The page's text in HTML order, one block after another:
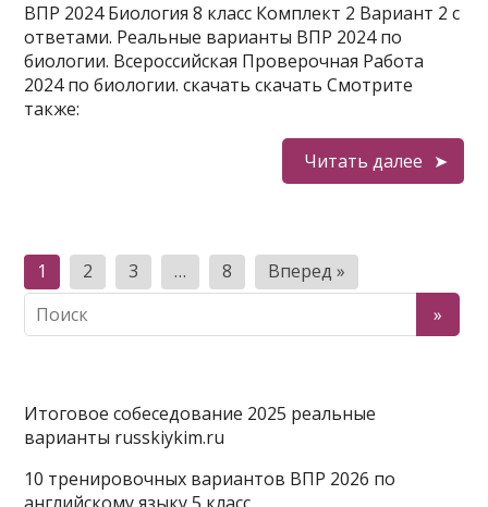
ВПР 2024 Биология 8 класс Комплект 2 Вариант 2 с
ответами. Реальные варианты ВПР 2024 по
биологии. Всероссийская Проверочная Работа
2024 по биологии. скачать скачать Смотрите
также:
Читать далее
Пагинация
записей
1 2 3 … 8 Вперед »
Итоговое собеседование 2025 реальные
варианты russkiykim.ru
10 тренировочных вариантов ВПР 2026 по